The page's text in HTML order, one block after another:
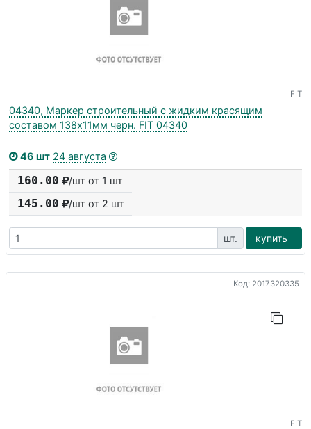
FIT
04340, Маркер строительный с жидким красящим
составом 138х11мм черн. FIT 04340
46 шт 24 августа
160.00 /шт от 1 шт
145.00 /шт от 2 шт
шт. купить
Код: 2017320335
FIT